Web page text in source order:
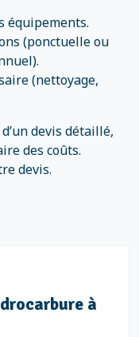
équipements.
(ponctuelle ou
(nettoyage,
devis détaillé,
des coûts.
devis.
à